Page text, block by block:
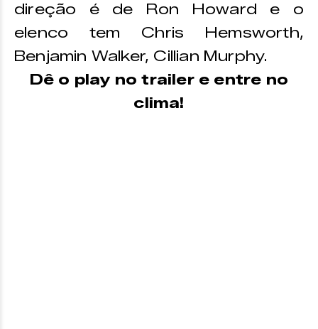
direção é de Ron Howard e o
elenco tem Chris Hemsworth,
Benjamin Walker, Cillian Murphy.
Dê o play no trailer e entre no
clima!